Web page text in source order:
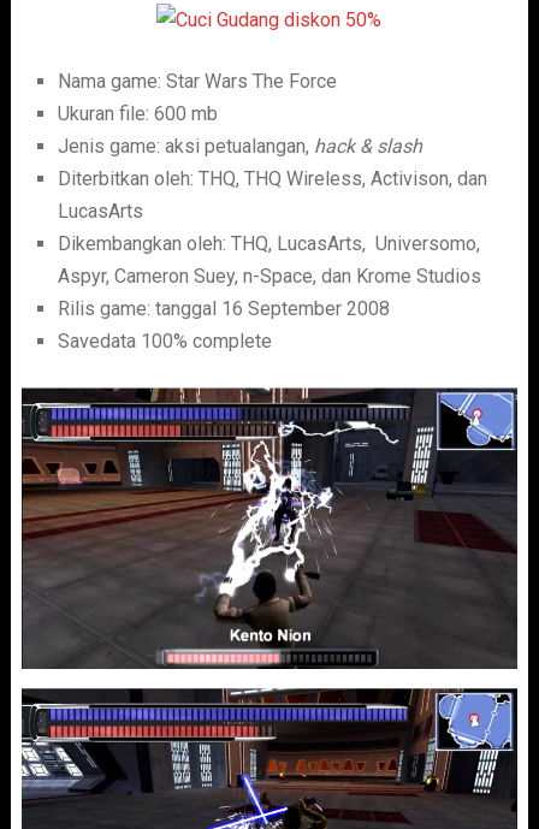
Nama game: Star Wars The Force
Ukuran file: 600 mb
Jenis game: aksi petualangan, hack & slash
Diterbitkan oleh: THQ, THQ Wireless, Activison, dan
LucasArts
Dikembangkan oleh: THQ, LucasArts, Universomo,
Aspyr, Cameron Suey, n-Space, dan Krome Studios
Rilis game: tanggal 16 September 2008
Savedata 100% complete